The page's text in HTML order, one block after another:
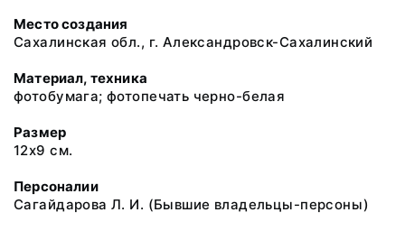
Место создания
Сахалинская обл., г. Александровск-Сахалинский
Материал, техника
фотобумага; фотопечать черно-белая
Размер
12х9 см.
Персоналии
Сагайдарова Л. И. (Бывшие владельцы-персоны)